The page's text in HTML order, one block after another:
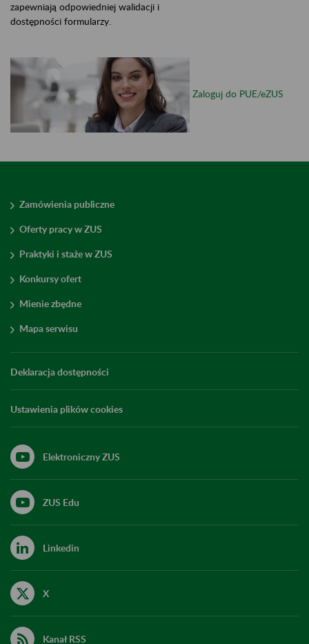
zapewniają odpowiedniej walidacji i
dostępności formularzy.
Zaloguj do PUE/eZUS
Zamówienia publiczne
Oferty pracy w ZUS
Praktyki i staże w ZUS
Konkursy ofert
Mienie zbędne
Mapa serwisu
Deklaracja dostępności
Ustawienia plików cookies
Elektroniczny ZUS
ZUS Edu
Linkedin
X
Kanał RSS